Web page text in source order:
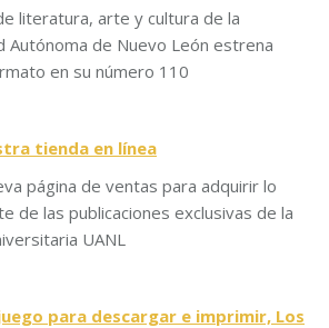
literatura, arte y cultura de la
Autónoma de Nuevo León estrena
en su número 110
tienda en línea
página de ventas para adquirir lo
de las publicaciones exclusivas de la
UANL
para descargar e imprimir, Los